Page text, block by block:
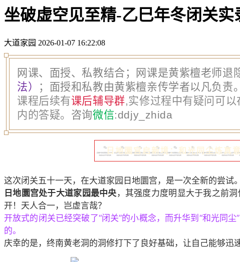
坐破虚空见至精-乙巳年冬闭关实
大道家园 2026-01-07 16:22:08
网课、面授、私教结合；网课是黄紫檀老师退
法）
；面授和私教由黄紫檀亲传学者以凡负责。
课程后续有课后辅导群,实修过程中有疑问可
内的答疑。 咨询微信:ddjy_zhida
日地圜宫启新境：和光同尘炼真
这次闭关五十一天，在大道家园日地圜宫，是一次全新的尝试
日地圜宫处于大道家园最中央 ，其强度力度明显大于我之前
开！天人合一，岂虚言哉？
开放式的闭关已经突破了“闭关”的小概念，而升华到“和光同
的。
庆幸的是，终南黄老洞的洞修打下了良好基础，让自己能够迅